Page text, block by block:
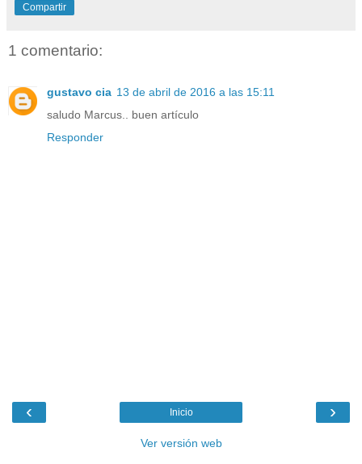
Compartir
1 comentario:
gustavo cia 13 de abril de 2016 a las 15:11
saludo Marcus.. buen artículo
Responder
‹ ›
Inicio
Ver versión web